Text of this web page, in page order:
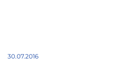
30.07.2016